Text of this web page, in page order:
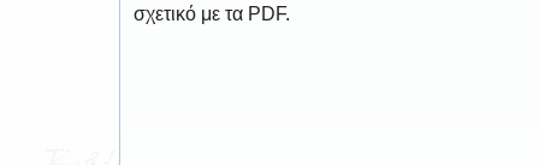
σχετικό με τα PDF.